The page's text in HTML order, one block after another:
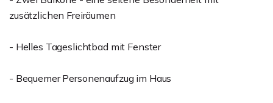
zusätzlichen Freiräumen
- Helles Tageslichtbad mit Fenster
- Bequemer Personenaufzug im Haus